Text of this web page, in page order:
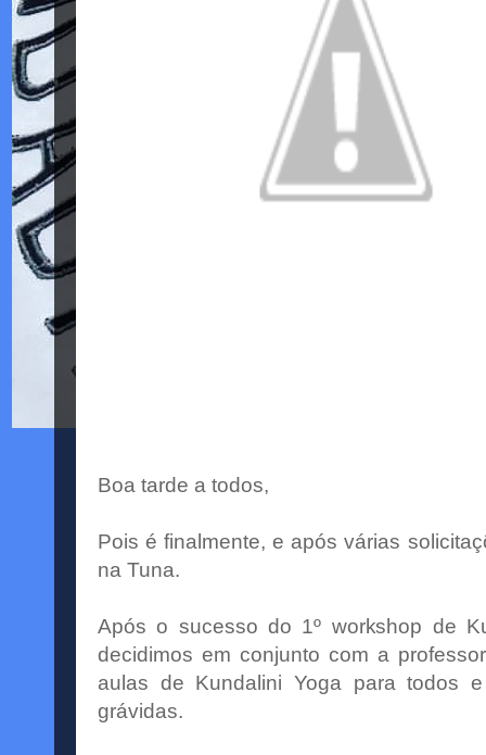
Boa tarde a todos,
Pois é finalmente, e após várias
na Tuna.
Após o sucesso do 1º workshop de
decidimos em conjunto com a
aulas de Kundalini Yoga para todos
grávidas.